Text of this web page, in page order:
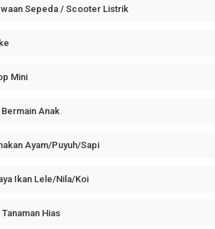
Sepeda / Scooter Listrik
Mini
Anak
Ayam/Puyuh/Sapi
Ikan Lele/Nila/Koi
Hias